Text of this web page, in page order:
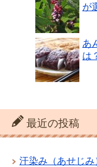
が
あ
は
最近の投稿
汗染み（あせじ